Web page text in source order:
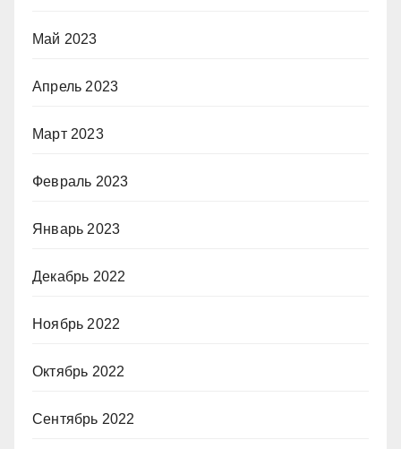
Май 2023
Апрель 2023
Март 2023
Февраль 2023
Январь 2023
Декабрь 2022
Ноябрь 2022
Октябрь 2022
Сентябрь 2022